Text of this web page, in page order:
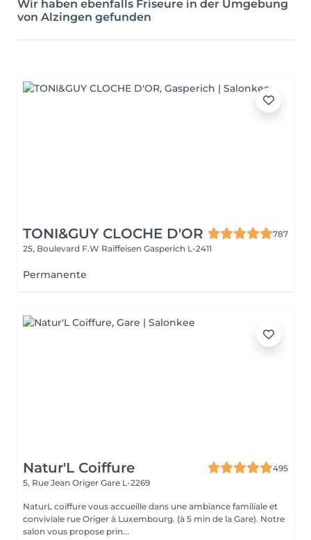
Wir haben ebenfalls Friseure in der Umgebung
von Alzingen gefunden
TONI&GUY CLOCHE D'OR
787
25, Boulevard F.W Raiffeisen Gasperich L-2411
Permanente
Natur'L Coiffure
495
5, Rue Jean Origer Gare L-2269
NaturL coiffure vous accueille dans une ambiance familiale et
conviviale rue Origer à Luxembourg. (à 5 min de la Gare). Notre
salon vous propose prin...